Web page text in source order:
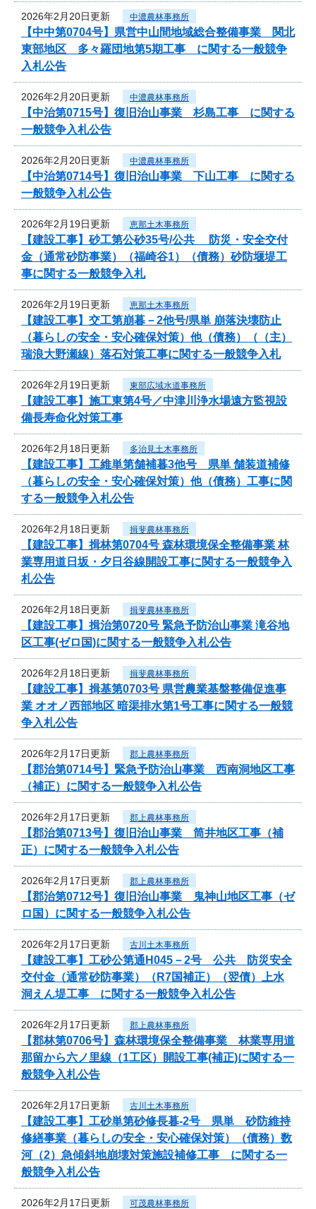
2026年2月20日更新 中濃農林事務所
【中中第0704号】県営中山間地域総合整備事業 関北
東部地区 多々羅団地第5期工事 に関する一般競争
入札公告
2026年2月20日更新 中濃農林事務所
【中治第0715号】復旧治山事業 杉島工事 に関する
一般競争入札公告
2026年2月20日更新 中濃農林事務所
【中治第0714号】復旧治山事業 下山工事 に関する
一般競争入札公告
2026年2月19日更新 恵那土木事務所
【建設工事】砂工第公砂35号/公共 防災・安全交付
金（通常砂防事業）（福崎谷1）（債務）砂防堰堤工
事に関する一般競争入札
2026年2月19日更新 恵那土木事務所
【建設工事】交工第崩暮－2他号/県単 崩落決壊防止
（暮らしの安全・安心確保対策）他（債務）（（主）
瑞浪大野瀬線）落石対策工事に関する一般競争入札
2026年2月19日更新 東部広域水道事務所
【建設工事】施工東第4号／中津川浄水場遠方監視設
備長寿命化対策工事
2026年2月18日更新 多治見土木事務所
【建設工事】工維単第舗補暮3他号 県単 舗装道補修
（暮らしの安全・安心確保対策）他（債務）工事に関
する一般競争入札公告
2026年2月18日更新 揖斐農林事務所
【建設工事】揖林第0704号 森林環境保全整備事業 林
業専用道日坂・夕日谷線開設工事に関する一般競争入
札公告
2026年2月18日更新 揖斐農林事務所
【建設工事】揖治第0720号 緊急予防治山事業 滝谷地
区工事(ゼロ国)に関する一般競争入札公告
2026年2月18日更新 揖斐農林事務所
【建設工事】揖基第0703号 県営農業基盤整備促進事
業 オオノ西部地区 暗渠排水第1号工事に関する一般競
争入札公告
2026年2月17日更新 郡上農林事務所
【郡治第0714号】緊急予防治山事業 西南洞地区工事
（補正）に関する一般競争入札公告
2026年2月17日更新 郡上農林事務所
【郡治第0713号】復旧治山事業 筒井地区工事（補
正）に関する一般競争入札公告
2026年2月17日更新 郡上農林事務所
【郡治第0712号】復旧治山事業 鬼神山地区工事（ゼ
ロ国）に関する一般競争入札公告
2026年2月17日更新 古川土木事務所
【建設工事】工砂公第通H045－2号 公共 防災安全
交付金（通常砂防事業）（R7国補正）（翌債）上水
洞えん堤工事 に関する一般競争入札公告
2026年2月17日更新 郡上農林事務所
【郡林第0706号】森林環境保全整備事業 林業専用道
那留から六ノ里線（1工区）開設工事(補正)に関する一
般競争入札公告
2026年2月17日更新 古川土木事務所
【建設工事】工砂単第砂修長暮-2号 県単 砂防維持
修繕事業（暮らしの安全・安心確保対策）（債務）数
河（2）急傾斜地崩壊対策施設補修工事 に関する一
般競争入札公告
2026年2月17日更新 可茂農林事務所